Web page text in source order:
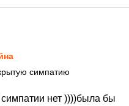
симпатию
симпатии нет ))))была бы